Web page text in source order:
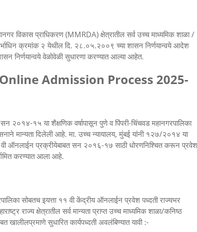
विकास प्राधिकरण (MMRDA) क्षेत्रातील सर्व उच्च माध्यमिक शाळा /
क्रमांक २ येथील दि. २८.०५.२००९ च्या शासन निर्णयान्वये आदेश
निर्णयान्वये वेळोवेळी सुधारणा करण्यात आल्या आहेत.
Online Admission Process 2025-
१५ या शैक्षणिक वर्षापासून पुणे व पिंपरी-चिंचवड महानगरपालिका
मान्यता दिलेली आहे. मा. उच्च न्यायालय, मुंबई यांनी १२७/२०१४ या
वी ऑनलाईन प्रक्रीयेबाबत सन २०१६-१७ साठी धोरणनिश्चित करून प्रवेश
करण्यात आला आहे.
सोबतच इयत्ता ११ वी केंद्रीय ऑनलाईन प्रवेश पध्दती राज्यभर
राज्य क्षेत्रातील सर्व मान्यता प्राप्त उच्च माध्यमिक शाळा/कनिष्ठ
खालीलप्रमाणे सुधारित कार्यपध्दती अवलंबिण्यात यावी :-